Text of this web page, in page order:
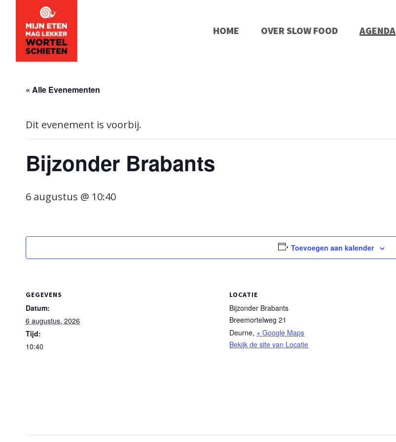
content
HOME OVER SLOW FOOD AGENDA
« Alle Evenementen
Dit evenement is voorbij.
Bijzonder Brabants
6 augustus @ 10:40
Toevoegen aan kalender
GEGEVENS
Datum:
6 augustus, 2026
Tijd:
10:40
LOCATIE
Bijzonder Brabants
Breemortelweg 21
Deurne, + Google Maps
Bekijk de site van Locatie